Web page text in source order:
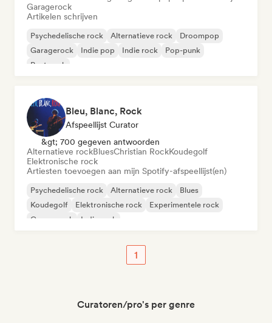
Garagerock
Artikelen schrijven
Psychedelische rock Alternatieve rock
Droompop
Garagerock
Indie pop Indie rock
Pop-punk
Post punk
Bleu, Blanc, Rock
Afspeellijst Curator
&gt; 700 gegeven antwoorden
Alternatieve rockBluesChristian RockKoudegolf
Elektronische rock
Artiesten toevoegen aan mijn Spotify-afspeellijst(en)
Psychedelische rock Alternatieve rock
Blues
Koudegolf
Elektronische rock
Experimentele rock
Garagerock
Indie rock
1
Curatoren/pro's per genre